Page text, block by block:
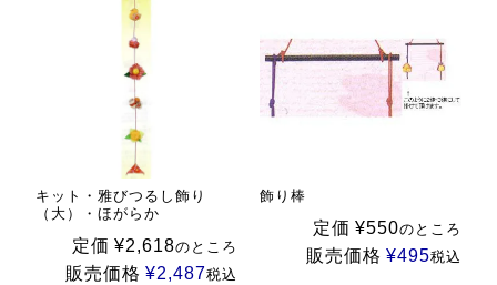
キット・雅びつるし飾り
（大）・ほがらか
定価 ¥2,618のところ
販売価格 ¥2,487税込
飾り棒
定価 ¥550のところ
販売価格 ¥495税込